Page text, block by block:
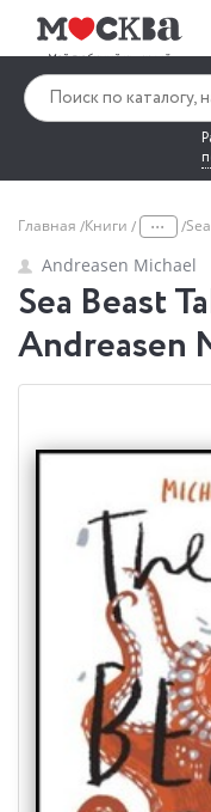
Главная Книги ...
Andreasen Michael
Sea Beast
Andreasen